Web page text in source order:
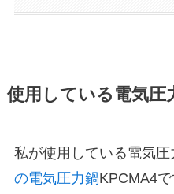
使用している電気圧
私が使用している電気圧
の電気圧力鍋KPCMA4